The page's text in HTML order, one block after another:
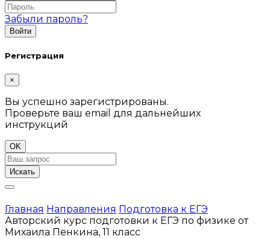
Забыли пароль?
Регистрация
×
Вы успешно зарегистрированы.
Проверьте ваш email для дальнейших
инструкций
OK
Искать
Главная Направления Подготовка к ЕГЭ
Авторский курс подготовки к ЕГЭ по физике от
Михаила Пенкина, 11 класс